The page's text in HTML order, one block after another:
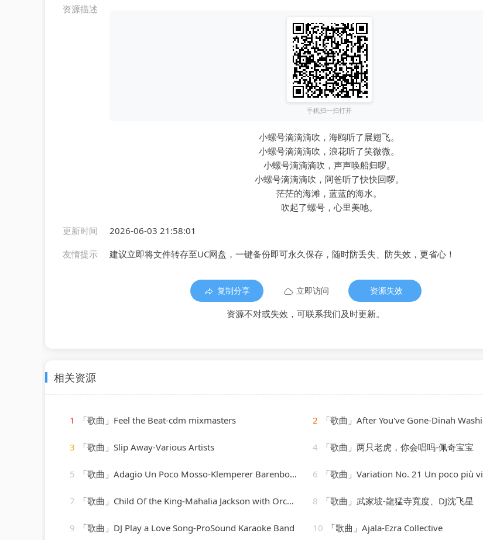
资源描述
手机扫一扫打开
小螺号滴滴滴吹，海鸥听了展翅飞。
小螺号滴滴滴吹，浪花听了笑微微。
小螺号滴滴滴吹，声声唤船归啰。
小螺号滴滴滴吹，阿爸听了快快回啰。
茫茫的海滩，蓝蓝的海水。
吹起了螺号，心里美吔。
更新时间
2026-06-03 21:58:01
友情提示
建议立即将文件转存至UC网盘，一键备份即可永久保存，随时防丢失、防失效，更省心！
复制分享 立即访问 资源失效
资源不对或失效，可联系我们及时更新。
相关资源
1 「歌曲」Feel the Beat-cdm mixmasters 2 「歌曲」After You've Gone-Dinah
3 「歌曲」Slip Away-Various Artists 4 「歌曲」两只老虎，你会唱吗-佩奇宝宝
5 「歌曲」Adagio Un Poco Mosso-Klemperer Barenboim 6 「歌曲」Variation No. 21 Un poco più vivo-Daniil Trifonov、the philadelphia
7 「歌曲」Child Of the King-Mahalia Jackson with Orchestra 8 「歌曲」武家坡-龍猛寺寬度、DJ沈飞星
9 「歌曲」DJ Play a Love Song-ProSound Karaoke Band 10 「歌曲」Ajala-Ezra Collective